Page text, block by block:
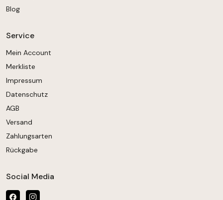
Blog
Service
Mein Account
Merkliste
Impressum
Datenschutz
AGB
Versand
Zahlungsarten
Rückgabe
Social Media